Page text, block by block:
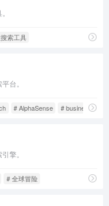
索工具
台。
# AlphaSense # business
擎。
# 全球冒险